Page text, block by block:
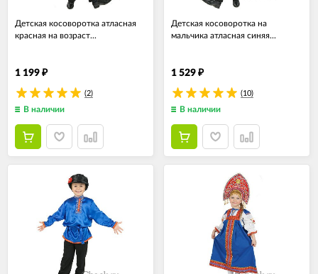
Детская косоворотка атласная
красная на возраст...
1 199 ₽
(2)
В наличии
Детская косоворотка на
мальчика атласная синяя...
1 529₽
(10)
В наличии